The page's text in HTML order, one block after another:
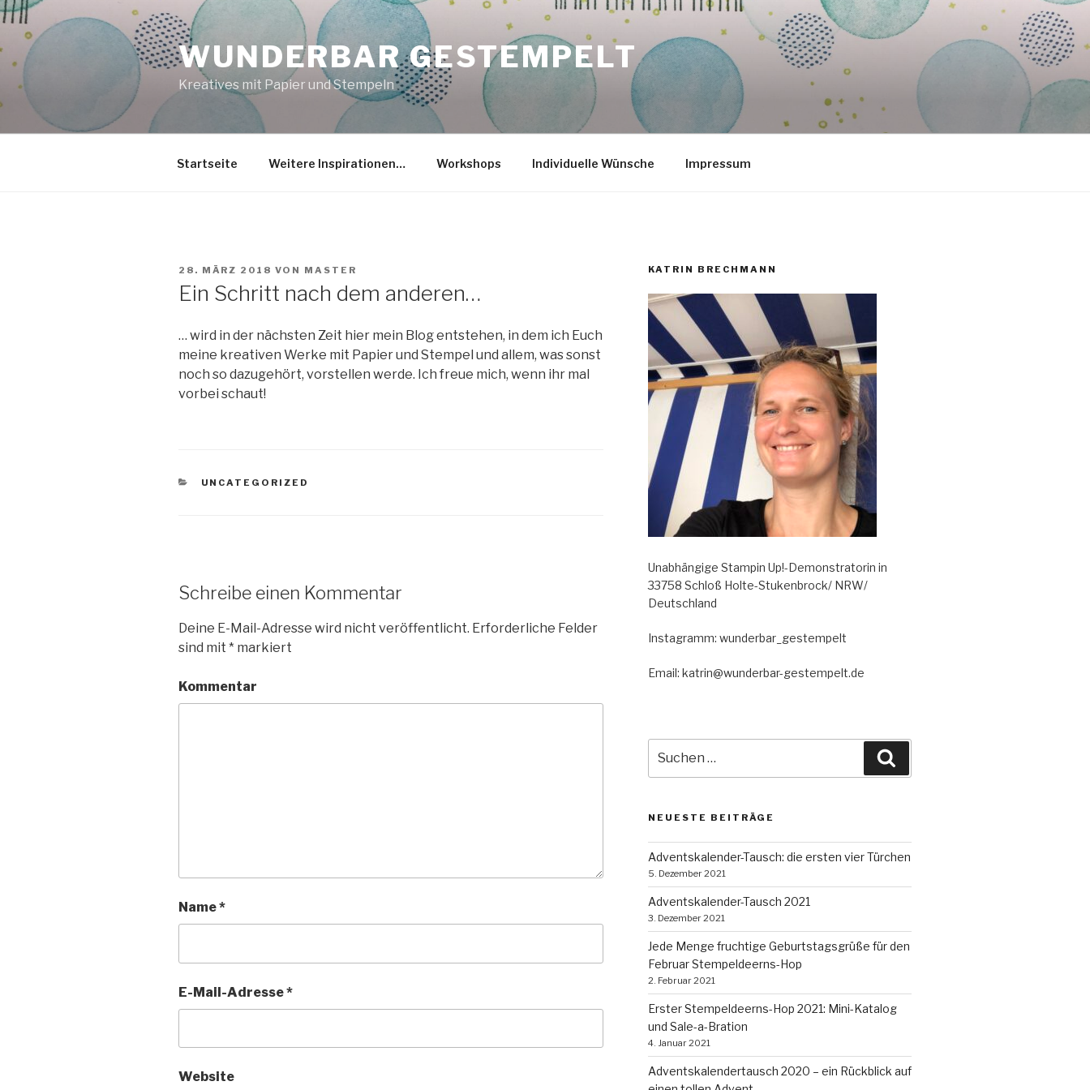
Zum
Inhalt
springen
WUNDERBAR GESTEMPELT
Kreatives mit Papier und Stempeln
Startseite Weitere Inspirationen… Workshops Individuelle Wünsche Impressum
VERÖFFENTLICHT
28. MÄRZ 2018 VON MASTER
Ein Schritt nach dem anderen…
… wird in der nächsten Zeit hier mein Blog entstehen, in dem ich Euch
meine kreativen Werke mit Papier und Stempel und allem, was sonst
noch so dazugehört, vorstellen werde. Ich freue mich, wenn ihr mal
vorbei schaut!
KATEGORIEN
UNCATEGORIZED
Schreibe einen Kommentar
Deine E-Mail-Adresse wird nicht veröffentlicht. Erforderliche Felder
sind mit * markiert
Kommentar
Name*
E-Mail-Adresse*
Website
KATRIN BRECHMANN
Unabhängige Stampin Up!-Demonstratorin in
33758 Schloß Holte-Stukenbrock/ NRW/
Deutschland
Instagramm: wunderbar_gestempelt
Email: katrin@wunderbar-gestempelt.de
nach:
NEUESTE BEITRÄGE
Adventskalender-Tausch: die ersten vier Türchen
5. Dezember 2021
Adventskalender-Tausch 2021
3. Dezember 2021
Jede Menge fruchtige Geburtstagsgrüße für den
Februar Stempeldeerns-Hop
2. Februar 2021
Erster Stempeldeerns-Hop 2021: Mini-Katalog
und Sale-a-Bration
4. Januar 2021
Adventskalendertausch 2020 – ein Rückblick auf